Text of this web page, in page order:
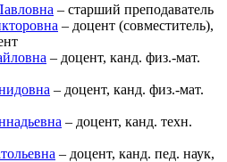
– старший преподаватель
– доцент (совместитель),
– доцент, канд. физ.-мат.
– доцент, канд. физ.-мат.
– доцент, канд. техн.
– доцент, канд. пед. наук,